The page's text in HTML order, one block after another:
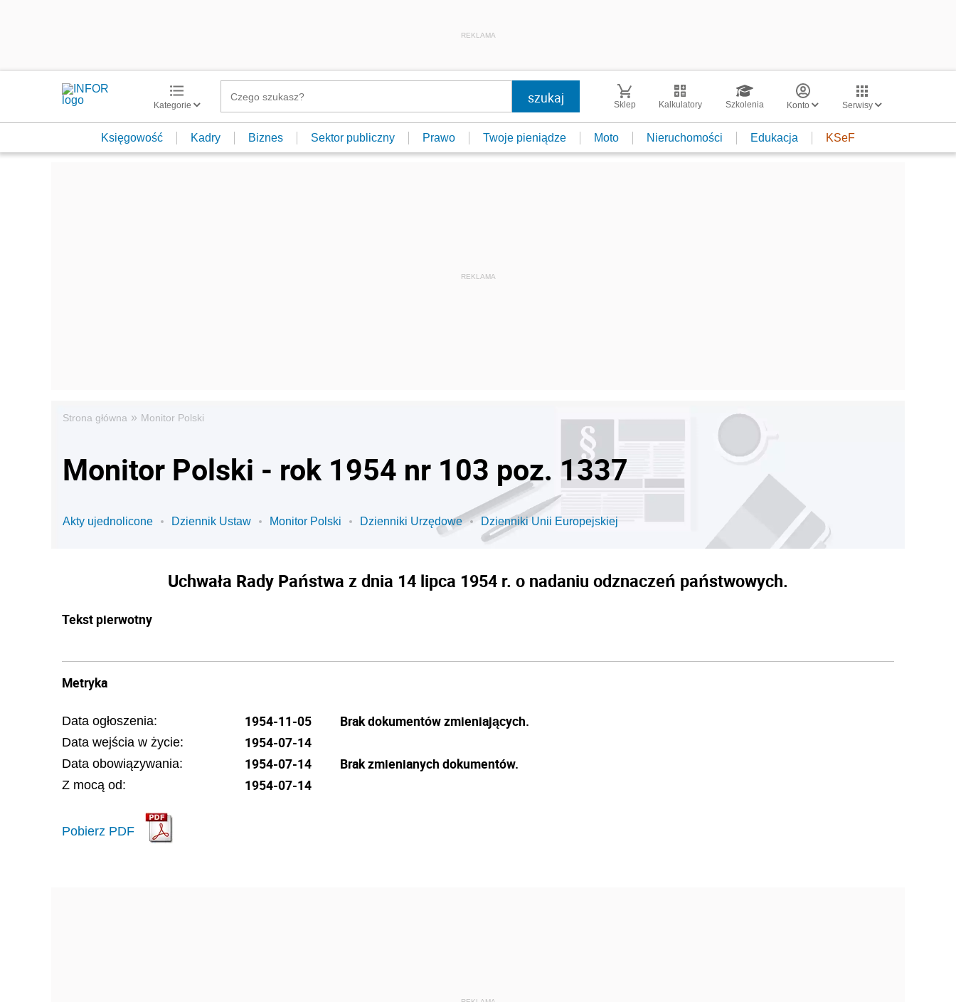
REKLAMA
Kategorie Sklep Kalkulatory Szkolenia Konto Serwisy
Księgowość Kadry Biznes Sektor publiczny Prawo Twoje pieniądze Moto Nieruchomości Edukacja KSeF
Strona główna » Monitor Polski
Monitor Polski - rok 1954 nr 103 poz. 1337
Akty ujednolicone Dziennik Ustaw Monitor Polski Dzienniki Urzędowe Dzienniki Unii Europejskiej
Uchwała Rady Państwa z dnia 14 lipca 1954 r. o nadaniu odznaczeń państwowych.
Tekst pierwotny
Metryka
Data ogłoszenia: 1954-11-05
Data wejścia w życie: 1954-07-14
Data obowiązywania: 1954-07-14
Z mocą od: 1954-07-14
Pobierz PDF
Brak dokumentów zmieniających.
Brak zmienianych dokumentów.